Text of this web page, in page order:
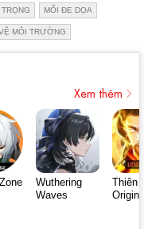
MỐI ĐE DỌA
MÔI TRƯỜNG
Xem thêm
Wuthering
Waves
Thiên
Origin